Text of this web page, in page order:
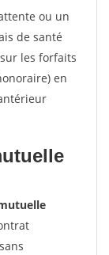
ou un
de santé
les forfaits
en